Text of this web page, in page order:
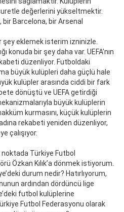
değerlerini yükseltmektir.
Barcelona, bir Arsenal
şey eklemek isterim izninizle.
konuda bir şey daha var. UEFA’nın
düzenliyor. Futboldaki
büyük kulüpleri daha güçlü hale
kulüpler arasında ciddi bir fark
dönüştü ve UEFA getirdiği
büyük kulüplerin
kurmasını, küçük kulüplerin
rekabeti yeniden düzenliyor,
çalışıyor.
Türkiye Futbol
Özkan Kılık’a dönmek istiyorum.
durum nedir? Hatırlıyorum,
ardından dördüncü lige
futbol kulüplerine
Futbol Federasyonu olarak